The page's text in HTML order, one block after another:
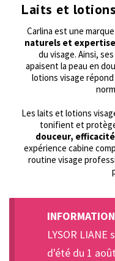
Laits et
Carlina est une
naturels et
du visage. Ainsi,
apaisent la peau en
lotions visage
Les laits et lotions
tonifient et
douceur,
expérience cabine
routine visage
LYSOR
d'été du 1